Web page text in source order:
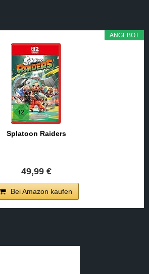
ANGEBOT
Splatoon Raiders
49,99 €
Bei Amazon kaufen